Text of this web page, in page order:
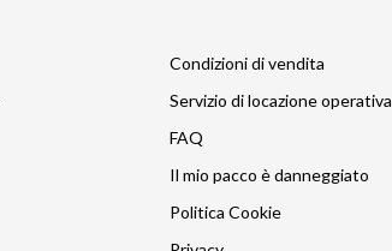
Condizioni di vendita
Servizio di locazione operativa
FAQ
Il mio pacco è danneggiato
Politica Cookie